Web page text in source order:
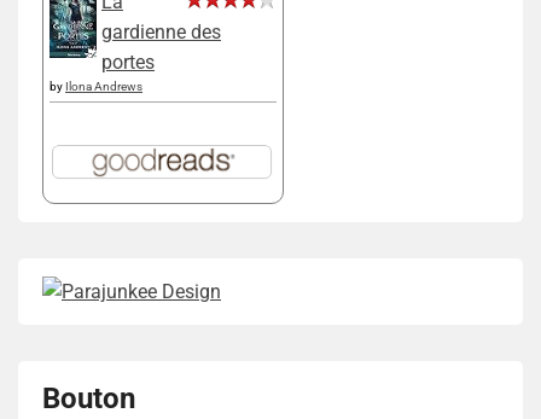
gardienne des
portes
by Ilona Andrews
Bouton